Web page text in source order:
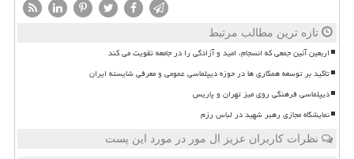
تازه ترین مطالب مرتبط
اربعین آئین جمعی که انسجام، امید و آزادگی را در جامعه تقویت می کند
تاکید بر توسعه همکاری ها در حوزه دیپلماسی عمومی و معرفی شایسته ایران
دیپلماسی فرهنگی روی میز تهران و پاریس
نمایشگاه مجازی رهبر شهید در لباس رزم
نظرات کاربران عزیز ال مور در مورد این پست